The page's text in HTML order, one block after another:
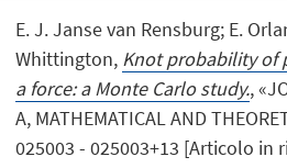
E. J. Janse van Rensburg; E.
Whittington, Knot probability of
a force: a Monte Carlo study.,
A, MATHEMATICAL AND
025003 - 025003+13 [Articolo in